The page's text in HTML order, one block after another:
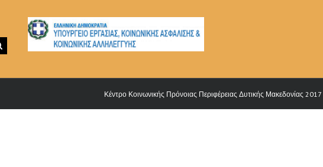
Κέντρο Κοινωνικής Πρόνοιας Περιφέρειας Δυτικής Μακεδονίας 2017